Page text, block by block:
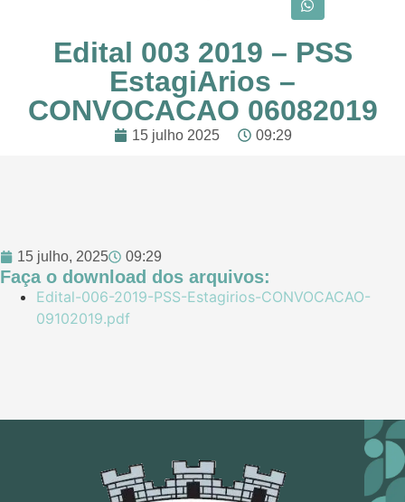
Edital 003 2019 – PSS
EstagiArios –
CONVOCACAO 06082019
15 julho 2025 09:29
15 julho, 2025 09:29
Faça o download dos arquivos:
Edital-006-2019-PSS-Estagirios-CONVOCACAO-
09102019.pdf